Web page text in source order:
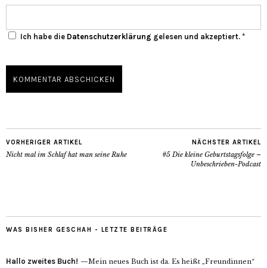
Ich habe die Datenschutzerklärung gelesen und akzeptiert. *
VORHERIGER ARTIKEL
Nicht mal im Schlaf hat man seine Ruhe
NÄCHSTER ARTIKEL
#5 Die kleine Geburtstagsfolge –
Unbeschrieben-Podcast
WAS BISHER GESCHAH - LETZTE BEITRÄGE
Hallo zweites Buch!
Mein neues Buch ist da. Es heißt „Freundinnen“